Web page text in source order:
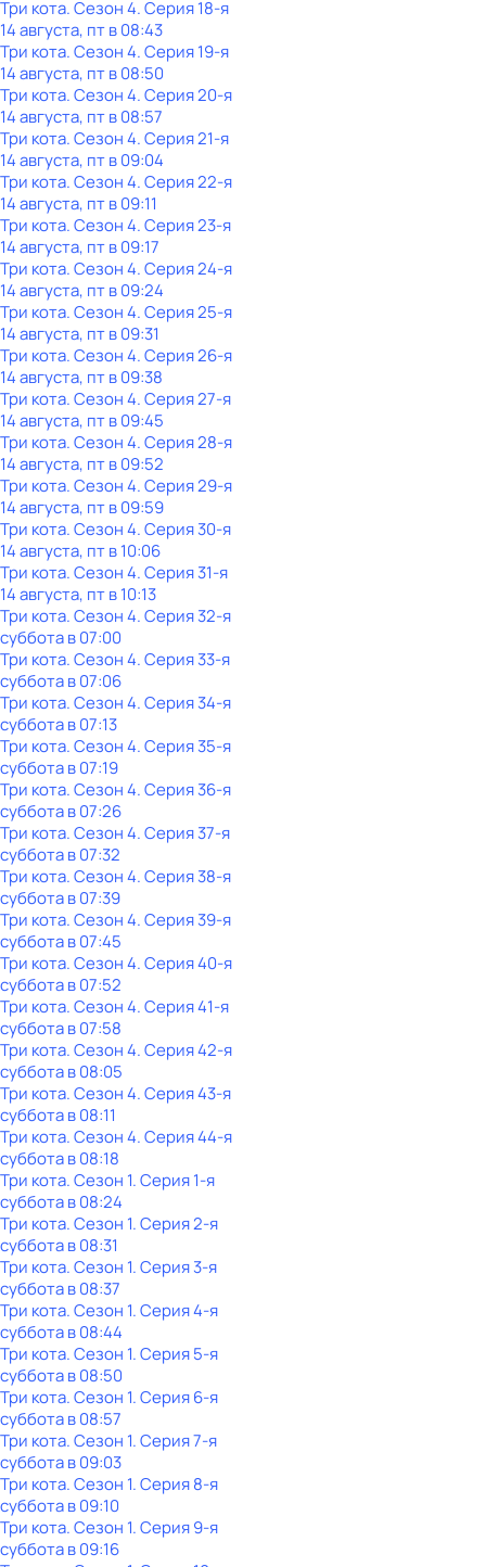
Три кота. Сезон 4. Серия 18-я
14 августа, пт в 08:43
Три кота. Сезон 4. Серия 19-я
14 августа, пт в 08:50
Три кота. Сезон 4. Серия 20-я
14 августа, пт в 08:57
Три кота. Сезон 4. Серия 21-я
14 августа, пт в 09:04
Три кота. Сезон 4. Серия 22-я
14 августа, пт в 09:11
Три кота. Сезон 4. Серия 23-я
14 августа, пт в 09:17
Три кота. Сезон 4. Серия 24-я
14 августа, пт в 09:24
Три кота. Сезон 4. Серия 25-я
14 августа, пт в 09:31
Три кота. Сезон 4. Серия 26-я
14 августа, пт в 09:38
Три кота. Сезон 4. Серия 27-я
14 августа, пт в 09:45
Три кота. Сезон 4. Серия 28-я
14 августа, пт в 09:52
Три кота. Сезон 4. Серия 29-я
14 августа, пт в 09:59
Три кота. Сезон 4. Серия 30-я
14 августа, пт в 10:06
Три кота. Сезон 4. Серия 31-я
14 августа, пт в 10:13
Три кота. Сезон 4. Серия 32-я
субботав07:00
Три кота. Сезон 4. Серия 33-я
субботав07:06
Три кота. Сезон 4. Серия 34-я
субботав07:13
Три кота. Сезон 4. Серия 35-я
субботав07:19
Три кота. Сезон 4. Серия 36-я
субботав07:26
Три кота. Сезон 4. Серия 37-я
субботав07:32
Три кота. Сезон 4. Серия 38-я
субботав07:39
Три кота. Сезон 4. Серия 39-я
субботав07:45
Три кота. Сезон 4. Серия 40-я
субботав07:52
Три кота. Сезон 4. Серия 41-я
субботав07:58
Три кота. Сезон 4. Серия 42-я
субботав08:05
Три кота. Сезон 4. Серия 43-я
субботав08:11
Три кота. Сезон 4. Серия 44-я
субботав08:18
Три кота. Сезон 1. Серия 1-я
субботав08:24
Три кота. Сезон 1. Серия 2-я
субботав08:31
Три кота. Сезон 1. Серия 3-я
субботав08:37
Три кота. Сезон 1. Серия 4-я
субботав08:44
Три кота. Сезон 1. Серия 5-я
субботав08:50
Три кота. Сезон 1. Серия 6-я
субботав08:57
Три кота. Сезон 1. Серия 7-я
субботав09:03
Три кота. Сезон 1. Серия 8-я
субботав09:10
Три кота. Сезон 1. Серия 9-я
субботав09:16